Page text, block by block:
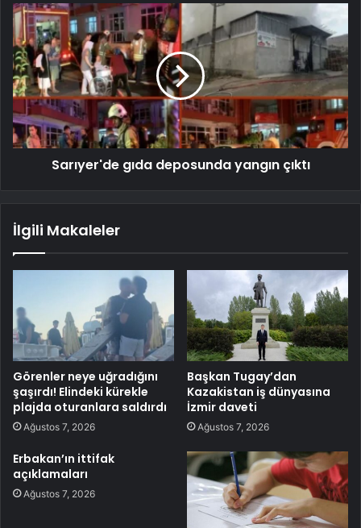
Sarıyer'de gıda deposunda yangın çıktı
İlgili Makaleler
Görenler neye uğradığını
şaşırdı! Elindeki kürekle
plajda oturanlara saldırdı
Ağustos 7, 2026
Başkan Tugay’dan
Kazakistan iş dünyasına
İzmir daveti
Ağustos 7, 2026
Erbakan’ın ittifak
açıklamaları
Ağustos 7, 2026